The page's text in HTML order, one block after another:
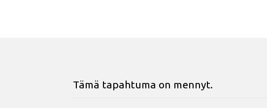
Tämä tapahtuma on mennyt.